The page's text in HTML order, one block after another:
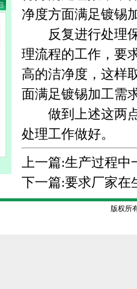
净度方面满足镀锡
反复进行处理保
理流程的工作，要
高的洁净度，这样
面满足镀锡加工需
做到上述这两点
处理工作做好。
上一篇:生产过程中
下一篇:要求厂家在
版权所